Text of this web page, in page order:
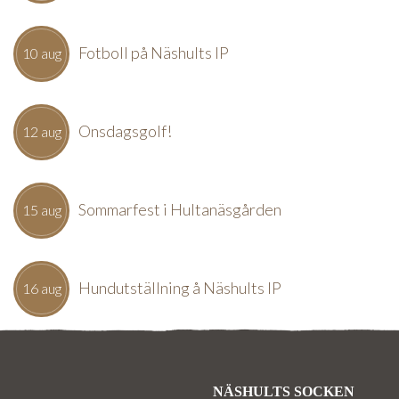
10 aug Fotboll på Näshults IP
12 aug Onsdagsgolf!
15 aug Sommarfest i Hultanäsgården
16 aug Hundutställning å Näshults IP
NÄSHULTS SOCKEN